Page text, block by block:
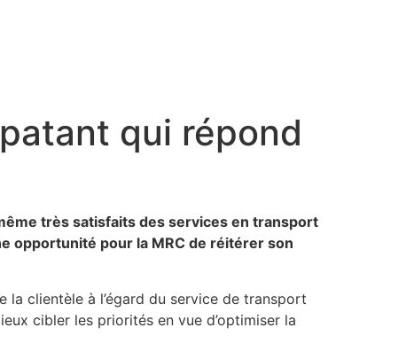
qui répond
très satisfaits des services en transport
opportunité pour la MRC de réitérer son
clientèle à l’égard du service de transport
cibler les priorités en vue d’optimiser la